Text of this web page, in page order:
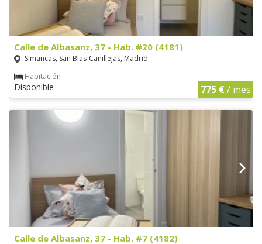
Calle de Albasanz, 37 - Hab. #20 (4181)
Simancas, San Blas-Canillejas, Madrid
Habitación
Disponible 775 €/ mes
Calle de Albasanz, 37 - Hab. #7 (4182)